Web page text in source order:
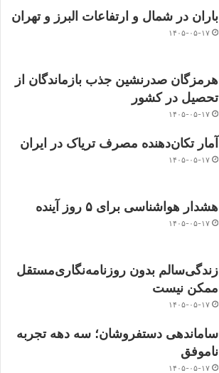
باران در شمال و ارتفاعات البرز و تهران
۱۴۰۵-۰۵-۱۷
هرمزگان صدرنشین جذب بازماندگان از
تحصیل در کشور
۱۴۰۵-۰۵-۱۷
آمار تکان‌دهنده مصرف تریاک در ایران
۱۴۰۵-۰۵-۱۷
هشدار هواشناسی برای ۵ روز آینده
۱۴۰۵-۰۵-۱۷
زندگی‌سالم بدون روزنامه‌نگاری‌مستقل
ممکن نیست
۱۴۰۵-۰۵-۱۷
ساماندهی دستفروشان؛ سه دهه تجربه
ناموفق
۱۴۰۵-۰۵-۱۷